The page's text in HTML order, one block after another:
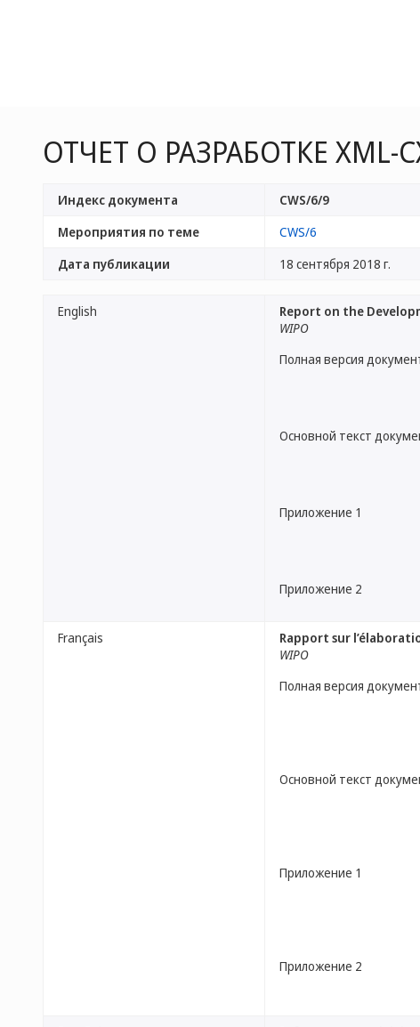
ОТЧЕТ О РАЗРАБОТКЕ
Индекс документа
CWS/6/9
Мероприятия по теме
CWS/6
Дата публикации
18 сентября 2018 г.
English
Report on the
WIPO
Полная версия
Основной текст
Приложение 1
Приложение 2
Français
Rapport sur
WIPO
Полная версия
Основной текст
Приложение 1
Приложение 2